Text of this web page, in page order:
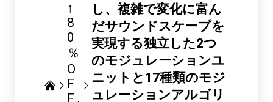
↑
8
0
％
O
F
F
し、複雑で変化に富ん
だサウンドスケープを
実現する独立した2つ
のモジュレーションユ
ニットと17種類のモジ
ュレーションアルゴリ